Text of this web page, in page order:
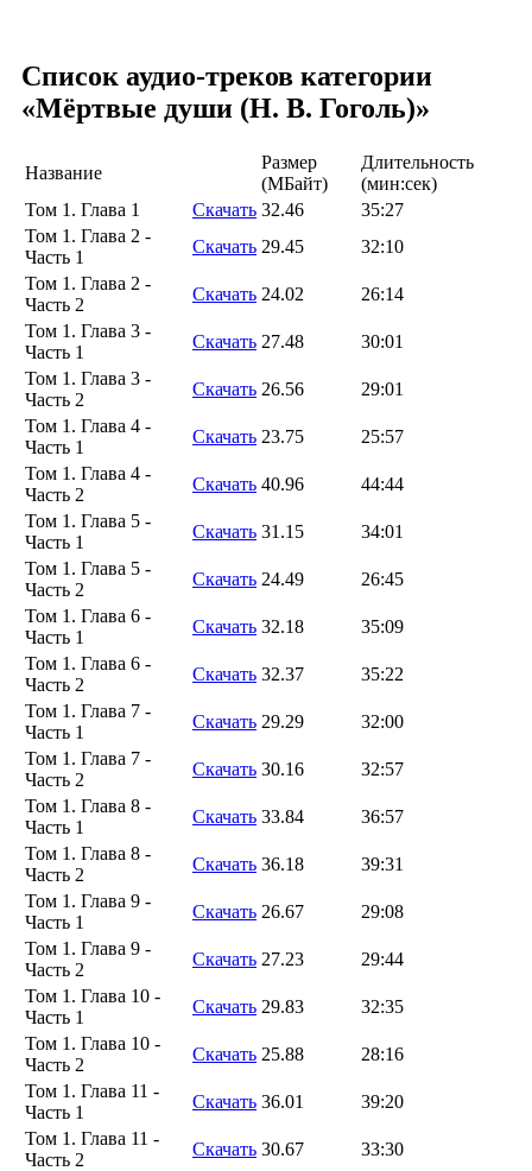
Список аудио-треков категории
«Мёртвые души (Н. В. Гоголь)»
Название
Размер
(MБайт)
Длительность
(мин:сек)
Том 1. Глава 1
Скачать 32.46
35:27
Том 1. Глава 2 -
Часть 1
Скачать 29.45
32:10
Том 1. Глава 2 -
Часть 2
Скачать 24.02
26:14
Том 1. Глава 3 -
Часть 1
Скачать 27.48
30:01
Том 1. Глава 3 -
Часть 2
Скачать 26.56
29:01
Том 1. Глава 4 -
Часть 1
Скачать 23.75
25:57
Том 1. Глава 4 -
Часть 2
Скачать 40.96
44:44
Том 1. Глава 5 -
Часть 1
Скачать 31.15
34:01
Том 1. Глава 5 -
Часть 2
Скачать 24.49
26:45
Том 1. Глава 6 -
Часть 1
Скачать 32.18
35:09
Том 1. Глава 6 -
Часть 2
Скачать 32.37
35:22
Том 1. Глава 7 -
Часть 1
Скачать 29.29
32:00
Том 1. Глава 7 -
Часть 2
Скачать 30.16
32:57
Том 1. Глава 8 -
Часть 1
Скачать 33.84
36:57
Том 1. Глава 8 -
Часть 2
Скачать 36.18
39:31
Том 1. Глава 9 -
Часть 1
Скачать 26.67
29:08
Том 1. Глава 9 -
Часть 2
Скачать 27.23
29:44
Том 1. Глава 10 -
Часть 1
Скачать 29.83
32:35
Том 1. Глава 10 -
Часть 2
Скачать 25.88
28:16
Том 1. Глава 11 -
Часть 1
Скачать 36.01
39:20
Том 1. Глава 11 -
Часть 2
Скачать 30.67
33:30